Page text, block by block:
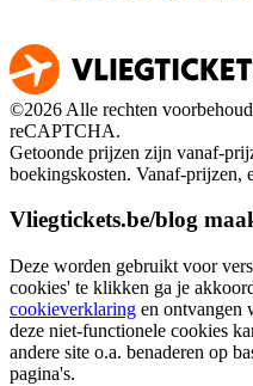
©2026 Alle rechten
reCAPTCHA.
Getoonde prijzen zijn vanaf-
boekingskosten. Vanaf-prijzen,
Vliegtickets.be/blog
Deze worden gebruikt voor
cookies' te klikken ga je
cookieverklaring en ontvangen
deze niet-functionele cookies
andere site o.a. benaderen op
pagina's.